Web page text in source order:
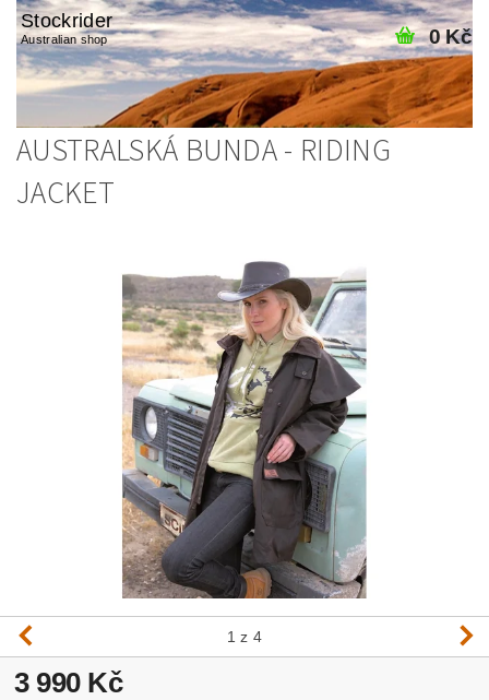
Stockrider
Australian shop 0 Kč
AUSTRALSKÁ BUNDA - RIDING
JACKET
1 z 4
3 990 Kč